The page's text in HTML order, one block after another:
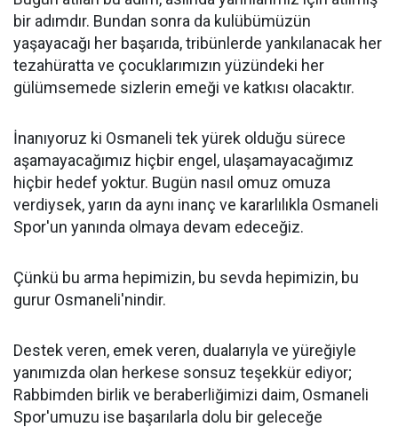
bir adımdır. Bundan sonra da kulübümüzün
yaşayacağı her başarıda, tribünlerde yankılanacak her
tezahüratta ve çocuklarımızın yüzündeki her
gülümsemede sizlerin emeği ve katkısı olacaktır.
İnanıyoruz ki Osmaneli tek yürek olduğu sürece
aşamayacağımız hiçbir engel, ulaşamayacağımız
hiçbir hedef yoktur. Bugün nasıl omuz omuza
verdiysek, yarın da aynı inanç ve kararlılıkla Osmaneli
Spor'un yanında olmaya devam edeceğiz.
Çünkü bu arma hepimizin, bu sevda hepimizin, bu
gurur Osmaneli'nindir.
Destek veren, emek veren, dualarıyla ve yüreğiyle
yanımızda olan herkese sonsuz teşekkür ediyor;
Rabbimden birlik ve beraberliğimizi daim, Osmaneli
Spor'umuzu ise başarılarla dolu bir geleceğe